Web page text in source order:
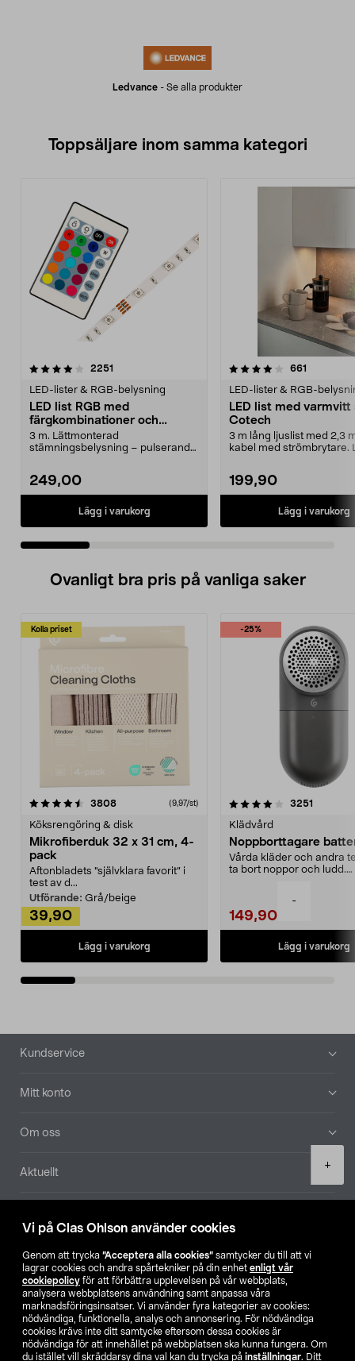
Vi på Clas Ohlson använder cookies
Genom att trycka ”Acceptera alla cookies” samtycker du till att vi
lagrar cookies och andra spårtekniker på din enhet enligt vår
cookiepolicy för att förbättra upplevelsen på vår webbplats,
analysera webbplatsens användning samt anpassa våra
marknadsföringsinsatser. Vi använder fyra kategorier av cookies:
nödvändiga, funktionella, analys och annonsering. För nödvändiga
cookies krävs inte ditt samtycke eftersom dessa cookies är
nödvändiga för att innehållet på webbplatsen ska kunna fungera. Om
du istället vill skräddarsy dina val kan du trycka på inställningar. Ditt
-
+
Ledvance - Se alla produkter
Toppsäljare inom samma kategori
2251
LED-lister & RGB-belysning
LED list RGB med
färgkombinationer och
fjärrkontroll, Cotech
3 m. Lättmonterad
stämningsbelysning – pulserande
249,00
Lägg i varukorg
4.0 av 5 stjärnor 661
LED-lister & RGB-
LED list med varmvitt
Cotech
3 m lång ljuslist med 2,3
kabel med strömbrytare.
199,90
Lägg i varukorg
4.0 av 5 stjärnor
Ovanligt bra pris på vanliga saker
Kolla priset
3808recensioner (9,97/st)
Köksrengöring & disk
Mikrofiberduk 32 x 31 cm, 4-
pack
Aftonbladets "självklara favorit” i
test av d...
Utförande: Grå/beige
39,90
Lägg i varukorg
-25%
4.0av 5 stjärnor 3251
Klädvård
Noppborttagare
Vårda kläder och andra
ta bort noppor och ludd.
149,90
Lägg i varukorg
4.5av 5 stjärnor
Sidfot
Kundservice
Mitt konto
Om oss
Aktuellt
Hitta butik
SE NO FI